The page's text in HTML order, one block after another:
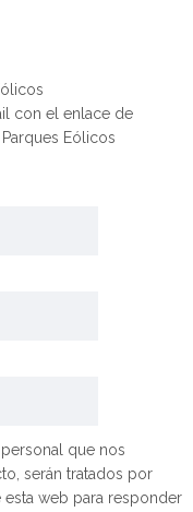
con el enlace de
Eólicos
que nos
serán tratados por
esta web para responder